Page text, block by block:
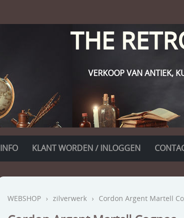
THE
VERKOOP VAN ANTIEK,
INFO KLANT WORDEN / INLOGGEN
WEBSHOP › zilverwerk › Cordon Argent Martell